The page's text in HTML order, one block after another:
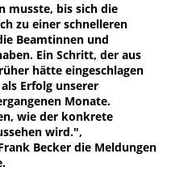
musste, bis sich die
zu einer schnelleren
Beamtinnen und
Ein Schritt, der aus
hätte eingeschlagen
Erfolg unserer
Monate.
wie der konkrete
wird.",
Becker die Meldungen